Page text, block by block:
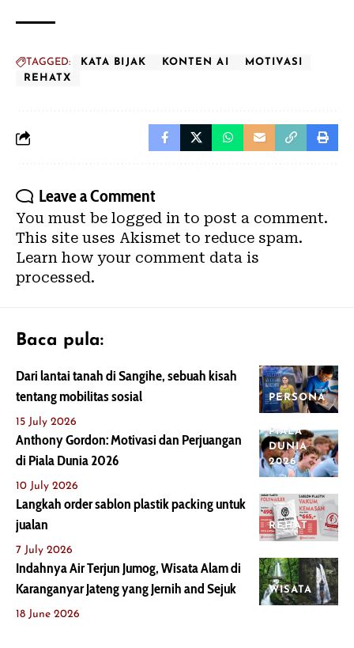
TAGGED: KATA BIJAK KONTEN AI
MOTIVASI
REHATX
Leave a Comment
You must be logged in to post a comment.
This site uses Akismet to reduce spam.
Learn how your comment data is
processed.
Baca pula:
PERSONA
Dari lantai tanah di Sangihe, sebuah kisah
tentang mobilitas sosial
15 July 2026
PIALA
DUNIA
2026
Anthony Gordon: Motivasi dan Perjuangan
di Piala Dunia 2026
10 July 2026
REHAT
Langkah order sablon plastik packing untuk
jualan
7 July 2026
WISATA
Indahnya Air Terjun Jumog, Wisata Alam di
Karanganyar Jateng yang Jernih and Sejuk
18 June 2026